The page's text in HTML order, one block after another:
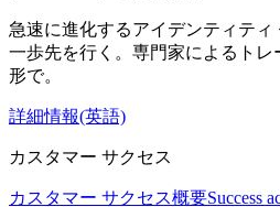
急速に進化するアイデンティティ
一歩先を行く。専門家によるト
形で。
詳細情報(英語)
カスタマー サクセス
カスタマー サクセス概要Success